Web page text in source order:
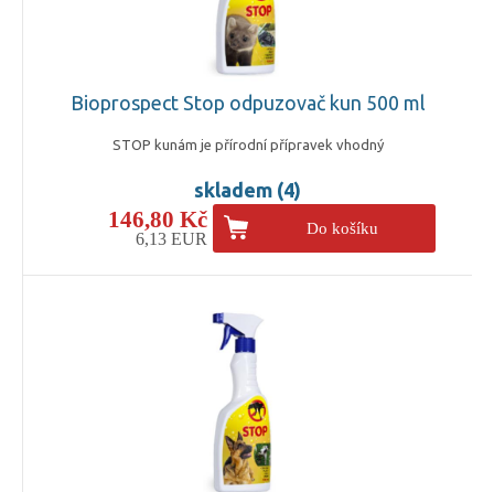
Bioprospect Stop odpuzovač kun 500 ml
STOP kunám je přírodní přípravek vhodný
skladem (4)
146,80 Kč
6,13 EUR
Do košíku